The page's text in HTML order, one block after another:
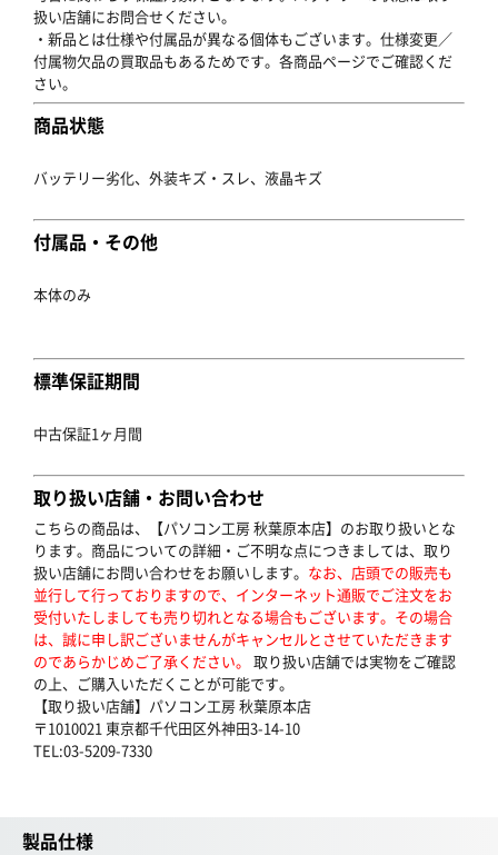
扱い店舗にお問合せください。
・新品とは仕様や付属品が異なる個体もございます。仕様変更／
付属物欠品の買取品もあるためです。各商品ページでご確認くだ
さい。
商品状態
バッテリー劣化、外装キズ・スレ、液晶キズ
付属品・その他
本体のみ
標準保証期間
中古保証1ヶ月間
取り扱い店舗・お問い合わせ
こちらの商品は、【パソコン工房 秋葉原本店】のお取り扱いとな
ります。商品についての詳細・ご不明な点につきましては、取り
扱い店舗にお問い合わせをお願いします。 なお、店頭での販売も
並行して行っておりますので、インターネット通販でご注文をお
受付いたしましても売り切れとなる場合もございます。その場合
は、誠に申し訳ございませんがキャンセルとさせていただきます
のであらかじめご了承ください。 取り扱い店舗では実物をご確認
の上、ご購入いただくことが可能です。
【取り扱い店舗】パソコン工房 秋葉原本店
〒1010021 東京都千代田区外神田3-14-10
TEL:03-5209-7330
製品仕様